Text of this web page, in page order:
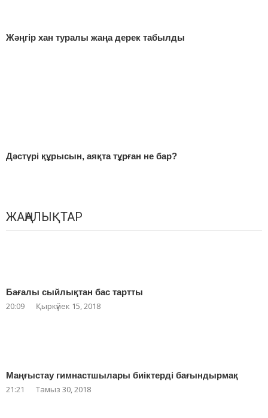
Жәңгір хан туралы жаңа дерек табылды
Дәстүрі құрысын, аяқта тұрған не бар?
ЖАҢАЛЫҚТАР
Бағалы сыйлықтан бас тартты
20:09 Қыркүйек 15, 2018
Маңғыстау гимнастшылары биіктерді бағындырмақ
21:21 Тамыз 30, 2018